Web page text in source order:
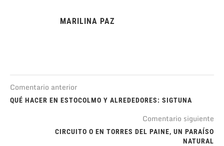
MARILINA PAZ
Comentario anterior
QUÉ HACER EN ESTOCOLMO Y ALREDEDORES: SIGTUNA
Comentario siguiente
CIRCUITO O EN TORRES DEL PAINE, UN PARAÍSO
NATURAL